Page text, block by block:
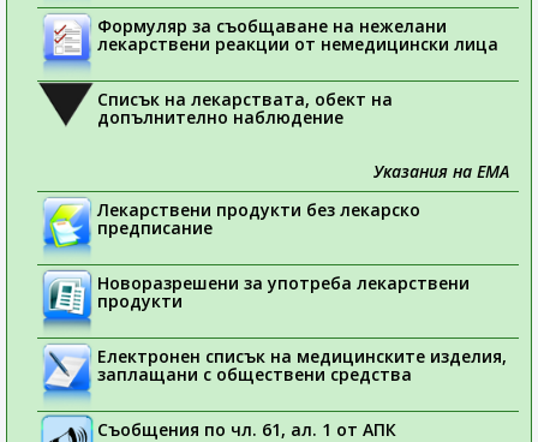
Формуляр за съобщаване на нежелани
лекарствени реакции от немедицински лица
Списък на лекарствата, обект на
допълнително наблюдение
Указания на ЕМА
Лекарствени продукти без лекарско
предписание
Новоразрешени за употреба лекарствени
продукти
Електронен списък на медицинските изделия,
заплащани с обществени средства
Съобщения по чл. 61, ал. 1 от АПК